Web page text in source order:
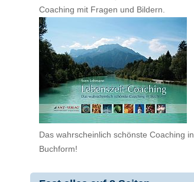
Coaching mit Fragen und Bildern.
Das wahrscheinlich schönste Coaching in
Buchform!